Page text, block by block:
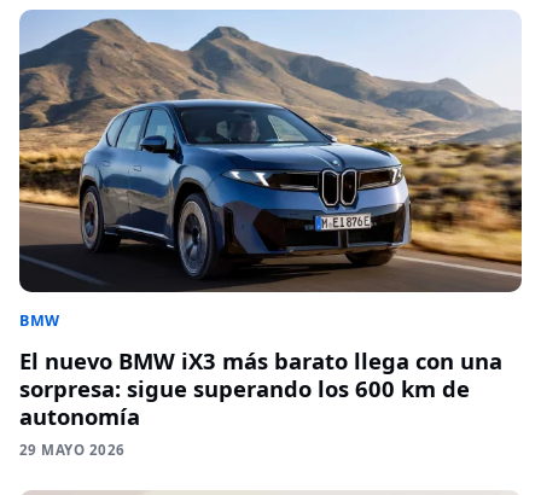
BMW
El nuevo BMW iX3 más barato llega con una
sorpresa: sigue superando los 600 km de
autonomía
29 MAYO 2026